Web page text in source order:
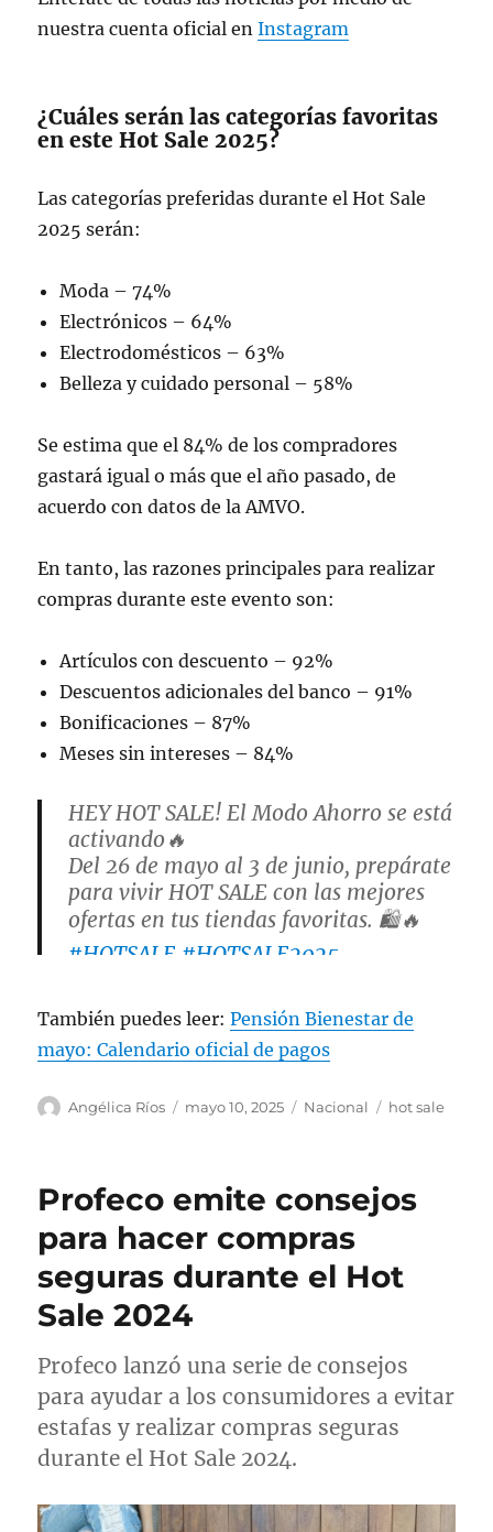
nuestra cuenta oficial enInstagram
¿Cuáles serán las categorías favoritas
en este Hot Sale 2025?
Las categorías preferidas durante el Hot Sale
2025 serán:
Moda – 74%
Electrónicos – 64%
Electrodomésticos – 63%
Belleza y cuidado personal – 58%
Se estima que el 84% de los compradores
gastará igual o más que el año pasado, de
acuerdo con datos de la AMVO.
En tanto, las razones principales para realizar
compras durante este evento son:
Artículos con descuento – 92%
Descuentos adicionales del banco – 91%
Bonificaciones – 87%
Meses sin intereses – 84%
HEY HOT SALE! El Modo Ahorro se está
activando🔥
Del 26 de mayo al 3 de junio, prepárate
para vivir HOT SALE con las mejores
ofertas en tus tiendas favoritas. 🛍️🔥
#HOTSALE #HOTSALE2025
#MODOAHORROACTIVADO
pic.twitter.com/qs1z66cCsT
March 20, 2025
También puedes leer:Pensión Bienestar de
mayo: Calendario oficial de pagos
A
r
Angélica Ríos
P
i
a
d
o
e
mayo 10, 2025
C
g
r
a
Nacional
E
u
a
s
hot sale
Profeco emite consejos
para hacer compras
seguras durante el Hot
Sale 2024
Profeco lanzó una serie de consejos
para ayudar a los consumidores a evitar
estafas y realizar compras seguras
durante el Hot Sale 2024.